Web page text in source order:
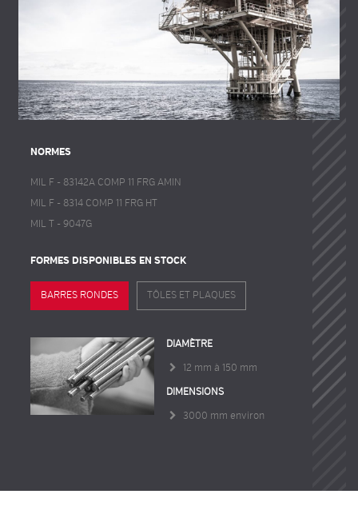
NORMES
MIL F - 83142A COMP 11 FRG AMIN
MIL F - 8314 COMP 11 FRG HT
MIL T - 9047G
FORMES DISPONIBLES EN STOCK
BARRES RONDES TÔLES ET PLAQUES
DIAMÈTRE
12 mm à 150 mm
DIMENSIONS
3000 mm environ